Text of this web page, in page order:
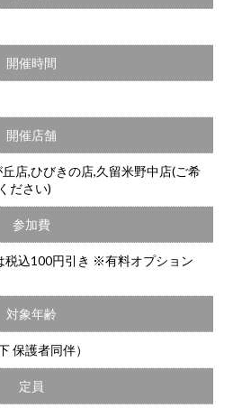
開催時間
開催店舗
店,ひびきの店,久留米野中店(ご希
ださい)
参加費
込100円引き ※有料オプション
対象年齢
保護者同伴）
定員